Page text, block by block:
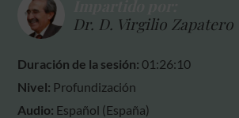
Dr. D. Virgilio Zapatero
Duración de la sesión:01:26:10
Nivel: Profundización
Audio: Español (España)